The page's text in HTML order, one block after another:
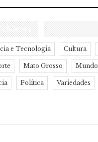
e Tecnologia Cultura
Mato Grosso Mundo
Política Variedades